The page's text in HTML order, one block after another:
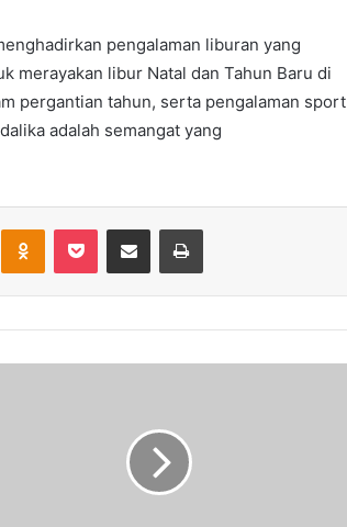
pengalaman liburan yang
merayakan libur Natal dan Tahun Baru di
pergantian tahun, serta pengalaman sport
adalah semangat yang
Odnoklassniki
Pocket Share via Email Print